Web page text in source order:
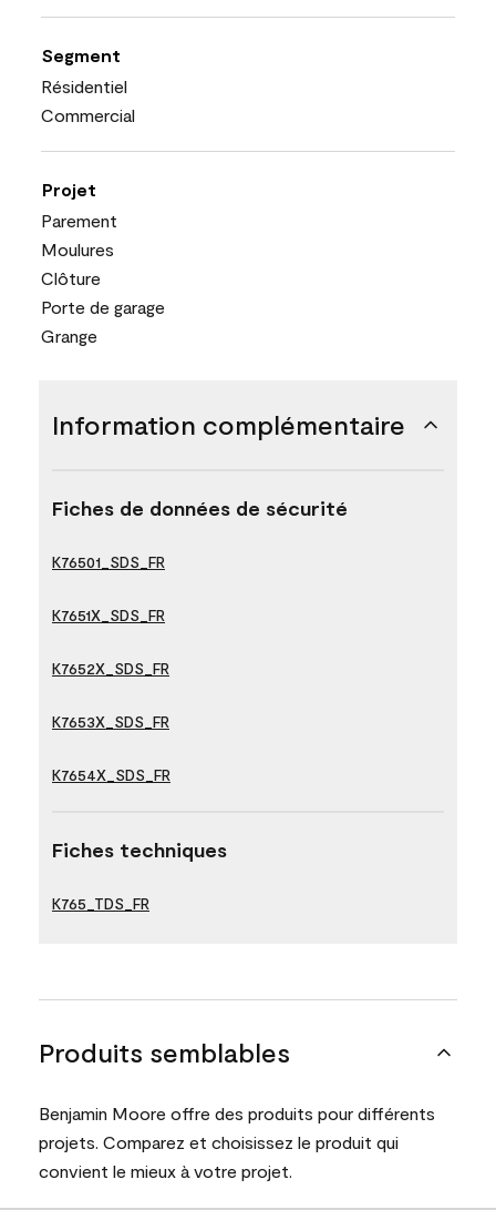
Segment
Résidentiel
Commercial
Projet
Parement
Moulures
Clôture
Porte de garage
Grange
Information complémentaire
Fiches de données de sécurité
K76501_SDS_FR
K7651X_SDS_FR
K7652X_SDS_FR
K7653X_SDS_FR
K7654X_SDS_FR
Fiches techniques
K765_TDS_FR
Produits semblables
Benjamin Moore offre des produits pour différents
projets. Comparez et choisissez le produit qui
convient le mieux à votre projet.